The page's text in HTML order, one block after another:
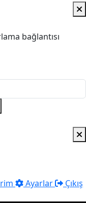
bağlantısı
Ayarlar
Çıkış